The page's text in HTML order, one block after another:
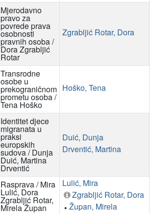
Mjerodavno
pravo za
povrede prava
osobnosti
pravnih osoba /
Dora Zgrabljić
Rotar
Zgrabljić Rotar, Dora
Transrodne
osobe u
prekograničnom
prometu osoba /
Tena Hoško
Hoško, Tena
Identitet djece
migranata u
praksi
europskih
sudova / Dunja
Duić, Martina
Drventić
Duić, Dunja
Drventić, Martina
Rasprava / Mira
Lulić, Dora
Zgrabljić Rotar,
Mirela Župan
Lulić, Mira
Zgrabljić Rotar, Dora
• Župan, Mirela